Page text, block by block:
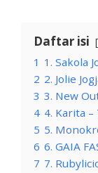
Daftar isi
1 1. Sakola
2 2. Jolie
3 3. New
4 4. Karita
5 5.
6 6. GAIA
7 7.